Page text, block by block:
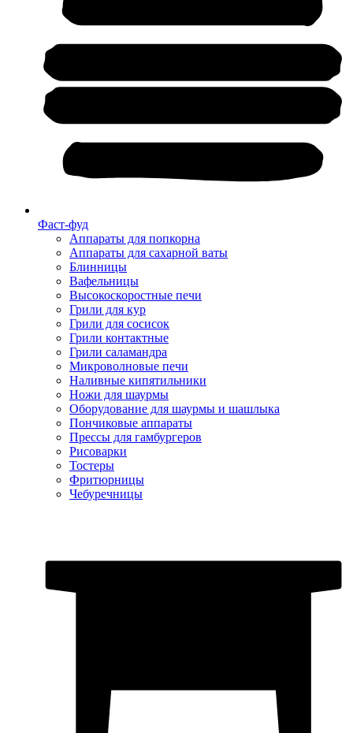
Фаст-фуд
Аппараты для попкорна
Аппараты для сахарной ваты
Блинницы
Вафельницы
Высокоскоростные печи
Грили для кур
Грили для сосисок
Грили контактные
Грили саламандра
Микроволновые печи
Наливные кипятильники
Ножи для шаурмы
Оборудование для шаурмы и шашлыка
Пончиковые аппараты
Прессы для гамбургеров
Рисоварки
Тостеры
Фритюрницы
Чебуречницы